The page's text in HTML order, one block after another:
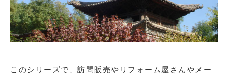
このシリーズで、訪問販売やリフォーム屋さんやメー